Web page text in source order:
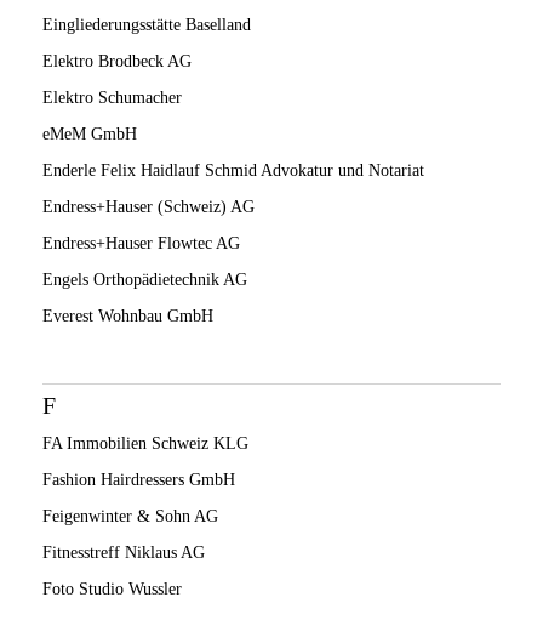
Eingliederungsstätte Baselland
Elektro Brodbeck AG
Elektro Schumacher
eMeM GmbH
Enderle Felix Haidlauf Schmid Advokatur und Notariat
Endress+Hauser (Schweiz) AG
Endress+Hauser Flowtec AG
Engels Orthopädietechnik AG
Everest Wohnbau GmbH
F
FA Immobilien Schweiz KLG
Fashion Hairdressers GmbH
Feigenwinter & Sohn AG
Fitnesstreff Niklaus AG
Foto Studio Wussler